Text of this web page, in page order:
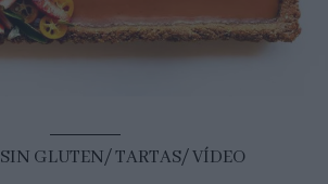
MIS CURSOS
CONTACTO
SIN GLUTEN TARTAS VÍDEO